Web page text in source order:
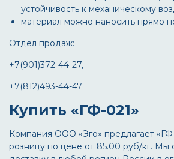
устойчивость к механическому
материал можно наносить прямо
Отдел продаж:
+7(901)372-44-27,
+7(812)493-44-47
Купить «ГФ-021»
Компания ООО «Эго» предлагает
розницу по цене от 85.00 руб/кг. Мы